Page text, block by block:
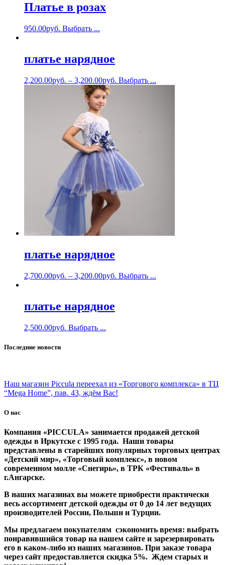
Платье в розах
950.00руб. Выбрать ...
платье нарядное
2,200.00руб. – 3,200.00руб. Выбрать ...
платье нарядное
2,700.00руб. – 3,200.00руб. Выбрать ...
платье нарядное
2,500.00руб. Выбрать ...
Последние новости
Наш магазин Piccula переехал из «Торгового комплекса» в ТЦ
“Mega Home”, пав. 43, ждём Вас!
О нас
Компания «PICCULA» занимается продажей детской
одежды в Иркутске с 1995 года. Наши товары
представлены в старейших популярных торговых центрах
«Детский мир», «Торговый комплекс», в новом
современном молле «Снегирь», в ТРК «Фестиваль» в
г.Ангарске.
В наших магазинах вы можете приобрести практически
весь ассортимент детской одежды от 0 до 14 лет ведущих
производителей России, Польши и Турции.
Мы предлагаем покупателям сэкономить время: выбрать
понравившийся товар на нашем сайте и зарезервировать
его в каком-либо из наших магазинов. При заказе товара
через сайт предоставляется скидка 5%. Ждем старых и